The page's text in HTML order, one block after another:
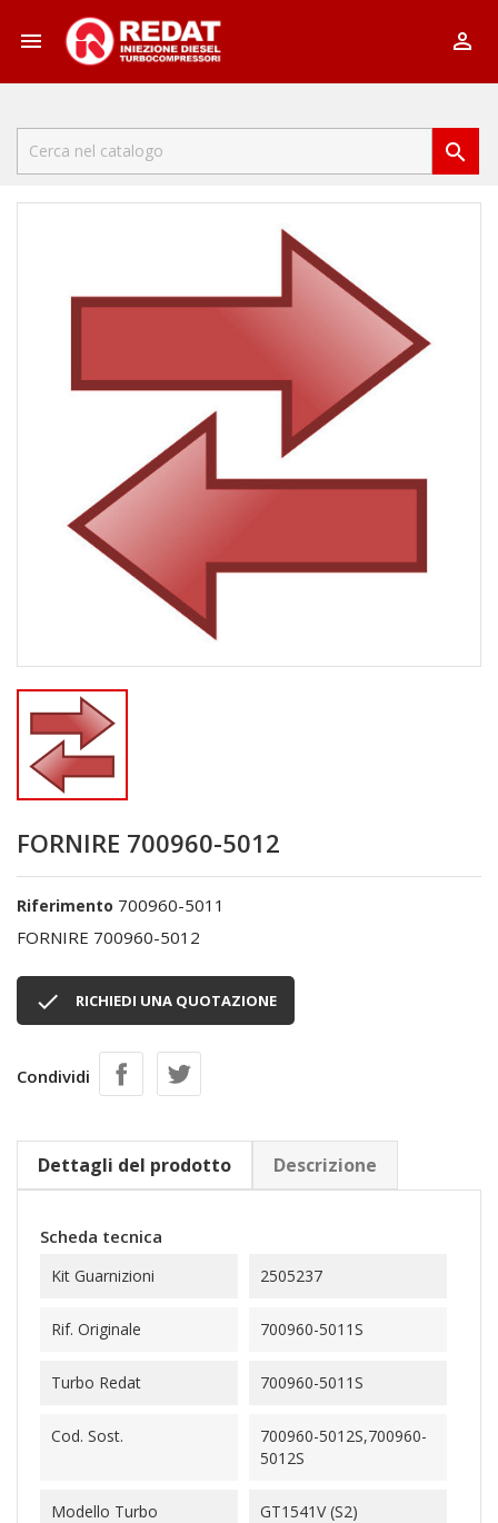
 

FORNIRE 700960-5012
Riferimento 700960-5011
FORNIRE 700960-5012
 RICHIEDI UNA QUOTAZIONE
Condividi
Dettagli del prodotto Descrizione
Scheda tecnica
Kit Guarnizioni 2505237
Rif. Originale 700960-5011S
Turbo Redat 700960-5011S
Cod. Sost.
700960-5012S,700960-
5012S
Modello Turbo GT1541V (S2)